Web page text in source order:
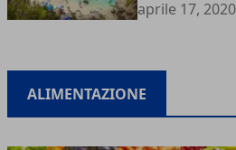
aprile 17, 2020
ALIMENTAZIONE